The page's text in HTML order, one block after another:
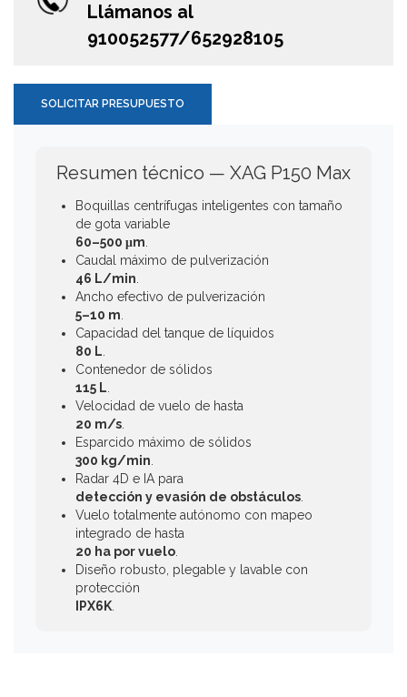
Llámanos al
910052577/652928105
SOLICITAR PRESUPUESTO
Resumen técnico — XAG P150 Max
Boquillas centrífugas inteligentes con tamaño
de gota variable
60–500 μm
Caudal máximo de pulverización
46 L/min
Ancho efectivo de pulverización
5–10 m
Capacidad del tanque de líquidos
80 L
Contenedor de sólidos
115 L
Velocidad de vuelo de hasta
20 m/s
Esparcido máximo de sólidos
300 kg/min
Radar 4D e IA para
detección y evasión de obstáculos
Vuelo totalmente autónomo con mapeo
integrado de hasta
20 ha por vuelo
Diseño robusto, plegable y lavable con
protección
IPX6K